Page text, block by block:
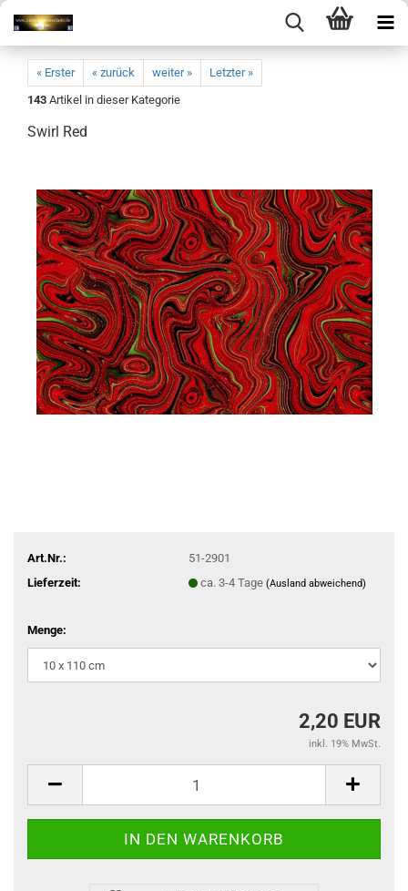
« Erster « zurück weiter »
Letzter »
143 Artikel in dieser Kategorie
Swirl Red
Art.Nr.:
51-2901
Lieferzeit:
ca. 3-4 Tage (Ausland abweichend)
Menge:
2,20 EUR
inkl. 19% MwSt.